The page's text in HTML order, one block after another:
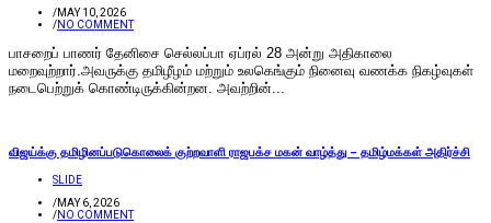
/MAY 10, 2026
/NO COMMENT
பாசறைப் பாணர் தேனிசை செல்லப்பா ஏப்ரல் 28 அன்று அதிகாலை
மறைவுற்றார்.அவருக்கு தமிழீழம் மற்றும் உலகெங்கும் நினைவு வணக்க நிகழ்வுகள்
நடைபெற்றுக் கொண்டிருக்கின்றன. அவற்றின்...
விஜய்க்கு தமிழினப்படுகொலைக் குற்றவாளி ராஜபக்ச மகன் வாழ்த்து – தமிழ்மக்கள் அதிர்ச்சி
SLIDE
/MAY 6, 2026
/NO COMMENT